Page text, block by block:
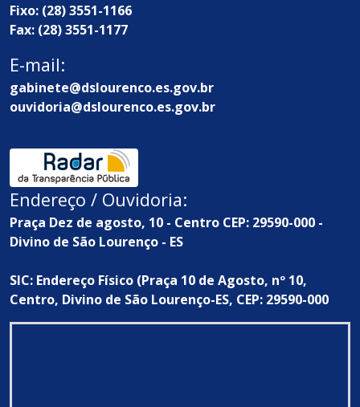
Fixo: (28) 3551-1166
Fax: (28) 3551-1177
E-mail:
gabinete@dslourenco.es.gov.br
ouvidoria@dslourenco.es.gov.br
Endereço / Ouvidoria:
Praça Dez de agosto, 10 - Centro CEP: 29590-000 -
Divino de São Lourenço - ES
SIC: Endereço Físico (Praça 10 de Agosto, nº 10,
Centro, Divino de São Lourenço-ES, CEP: 29590-000